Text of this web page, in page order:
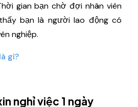
gian bạn chờ đợi nhân viên
bạn là người lao động có
nghiệp.
gì?
nghỉ việc 1 ngày